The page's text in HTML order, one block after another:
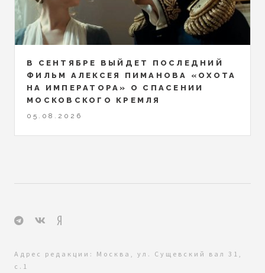
В СЕНТЯБРЕ ВЫЙДЕТ ПОСЛЕДНИЙ
ФИЛЬМ АЛЕКСЕЯ ПИМАНОВА «ОХОТА
НА ИМПЕРАТОРА» О СПАСЕНИИ
МОСКОВСКОГО КРЕМЛЯ
05.08.2026
Адрес редакции: Москва, ул. Сущевский вал 31,
с.1